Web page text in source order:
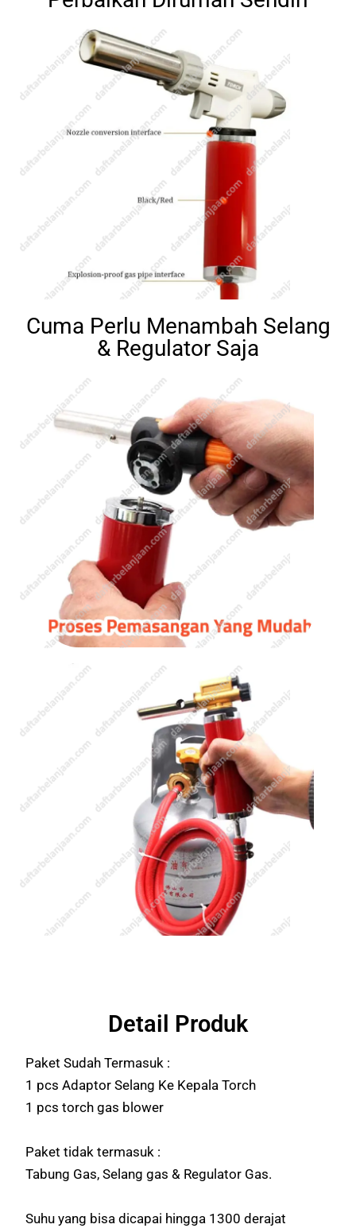
Cuma Perlu Menambah Selang
& Regulator Saja
Detail Produk
Paket Sudah Termasuk :
1 pcs Adaptor Selang Ke Kepala Torch
1 pcs torch gas blower
Paket tidak termasuk :
Tabung Gas, Selang gas & Regulator Gas.
Suhu yang bisa dicapai hingga 1300 derajat